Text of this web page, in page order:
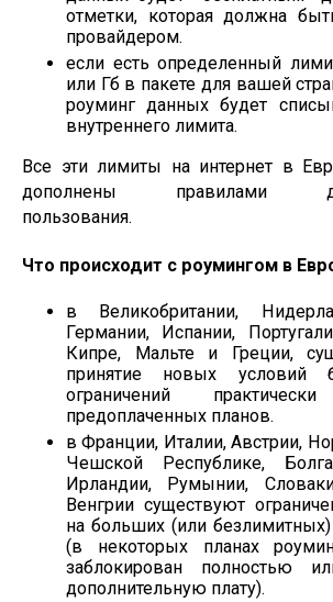
отметки, которая должна
провайдером.
если есть определенный
или Гб в пакете для вашей
роуминг данных будет
внутреннего лимита.
Все эти лимиты на интернет в
дополнены правилами
пользования.
Что происходит с роумингом в
в Великобритании,
Германии, Испании,
Кипре, Мальте и Греции,
принятие новых условий
ограничений
предоплаченных планов.
в Франции, Италии, Австрии,
Чешской Республике,
Ирландии, Румынии,
Венгрии существуют
на больших (или
(в некоторых планах
заблокирован полностью
дополнительную плату).